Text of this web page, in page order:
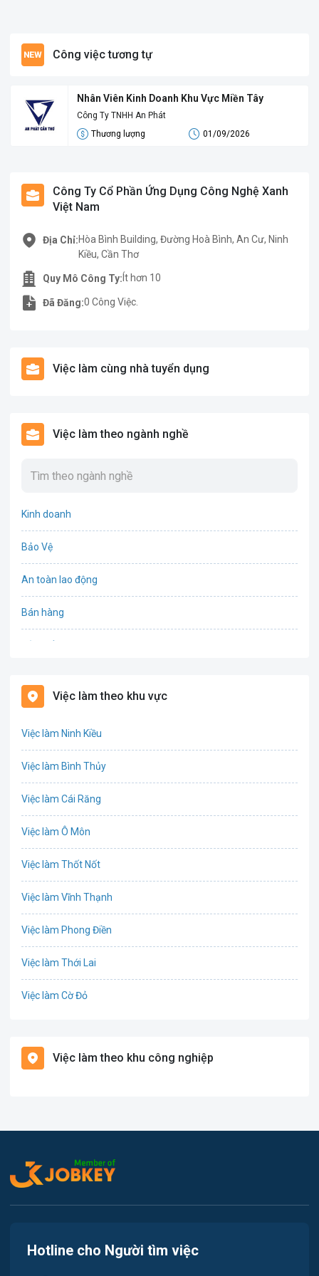
Công việc tương tự
Nhân Viên Kinh Doanh Khu Vực Miền Tây
Công Ty TNHH An Phát
Thương lượng
01/09/2026
Công Ty Cổ Phần Ứng Dụng Công Nghệ Xanh
Việt Nam
Địa Chỉ:Hòa Bình Building, Đường Hoà Bình, An Cư, Ninh
Kiều, Cần Thơ
Quy Mô Công Ty: Ít hơn 10
Đã Đăng:0 Công Việc.
Việc làm cùng nhà tuyển dụng
Việc làm theo ngành nghề
Kinh doanh
Bảo Vệ
An toàn lao động
Bán hàng
Biên phiên dịch
Văn Phòng
Lao Động Phổ Thông
Việc làm theo khu vực
Việc làm Ninh Kiều
Việc làm Bình Thủy
Việc làm Cái Răng
Việc làm Ô Môn
Việc làm Thốt Nốt
Việc làm Vĩnh Thạnh
Việc làm Phong Điền
Việc làm Thới Lai
Việc làm Cờ Đỏ
Việc làm Cái Khế
Việc làm Thới An Đông
Việc làm Phước Thới
Việc làm theo khu công nghiệp
Hotline cho Người tìm việc